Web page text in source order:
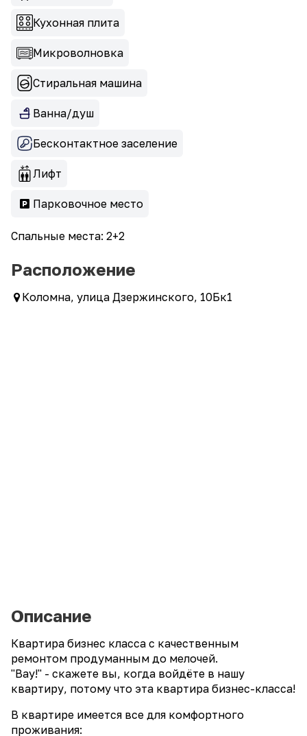
Кухонная плита
Микроволновка
Стиральная машина
Ванна/душ
Бесконтактное заселение
Лифт
Парковочное место
Спальные места: 2+2
Расположение
Коломна, улица Дзержинского, 10Бк1
Описание
Квартира бизнес класса с качественным
ремонтом продуманным до мелочей.
"Вау!" - скажете вы, когда войдёте в нашу
квартиру, потому что эта квартира бизнес-класса!
В квaртиpe имеется все для комфортного
проживания: